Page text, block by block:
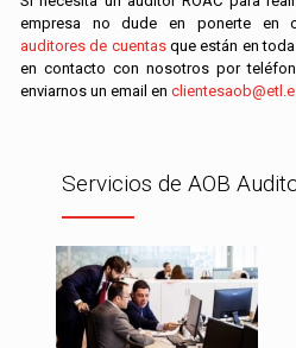
empresa no dude en ponerte en
auditores de cuentasque están en
en contacto con nosotros por
enviarnos un email en
Servicios de AOB